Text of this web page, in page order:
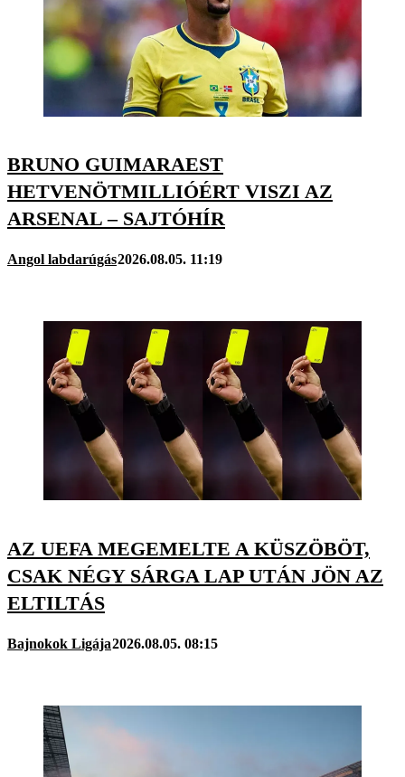
BRUNO GUIMARAEST
HETVENÖTMILLIÓÉRT VISZI AZ
ARSENAL – SAJTÓHÍR
Angol labdarúgás2026.08.05. 11:19
AZ UEFA MEGEMELTE A KÜSZÖBÖT,
CSAK NÉGY SÁRGA LAP UTÁN JÖN AZ
ELTILTÁS
Bajnokok Ligája2026.08.05. 08:15